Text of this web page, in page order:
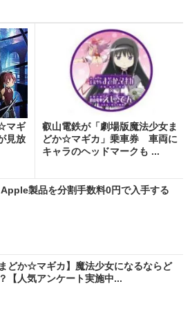
マギ
見放
叡山電鉄が「劇場版魔法少女ま
どか☆マギカ」乗車券 車両に
キャラのヘッドマークも ...
製品を分割手数料0円で入手する
まどか☆マギカ】魔法少女になるならど
【人気アンケート実施中...